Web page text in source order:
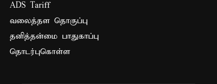
ADS Tariff
வலைத்தள தொகுப்பு
தனித்தன்மை பாதுகாப்பு
தொடர்புகொள்ள